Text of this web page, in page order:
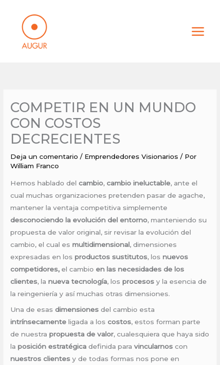
contenido
COMPETIR EN UN MUNDO
CON COSTOS
DECRECIENTES
Deja un comentario / Emprendedores Visionarios / Por
William Franco
Hemos hablado delcambio,cambio ineluctable, ante el
cual muchas organizaciones pretenden pasar de agache,
mantener la ventaja competitiva simplemente
desconociendo la evolución del entorno, manteniendo su
propuesta de valor original, sir revisar la evolución del
cambio, el cual esmultidimensional, dimensiones
expresadas en losproductos sustitutos, losnuevos
competidores,el cambioen las necesidades de los
clientes, lanueva tecnología, losprocesosy la esencia de
la reingeniería y así muchas otras dimensiones.
Una de esasdimensiones del cambio esta
intrínsecamente ligada a loscostos, estos forman parte
de nuestrapropuesta de valor, cualesquiera que haya sido
laposición estratégica definida paravincularnos con
nuestros clientes y de todas formas nos pone en